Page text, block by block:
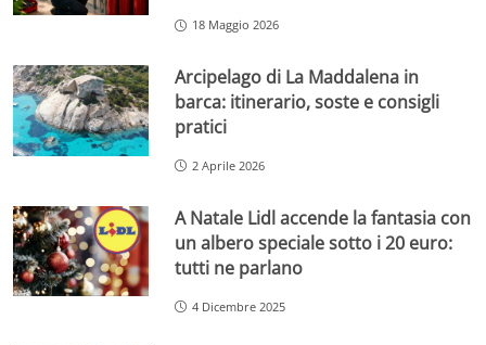
18 Maggio 2026
Arcipelago di La Maddalena in
barca: itinerario, soste e consigli
pratici
2 Aprile 2026
A Natale Lidl accende la fantasia con
un albero speciale sotto i 20 euro:
tutti ne parlano
4 Dicembre 2025